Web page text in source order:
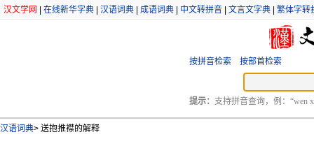
汉文学网 在线新华字典 汉语词典 成语词典 中文转拼音 文言文字典 繁体字转
按拼音检索 按部首检索
提示： 支持拼音查询，例：“wen
汉语词典> 送抱推襟的解释